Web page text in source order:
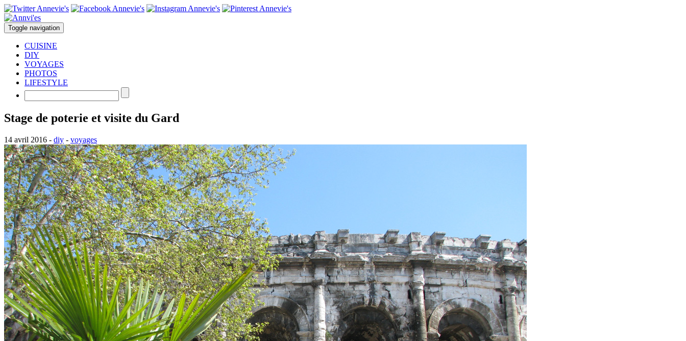
Toggle navigation
CUISINE
DIY
VOYAGES
PHOTOS
LIFESTYLE
Stage de poterie et visite du Gard
14 avril 2016 - diy - voyages